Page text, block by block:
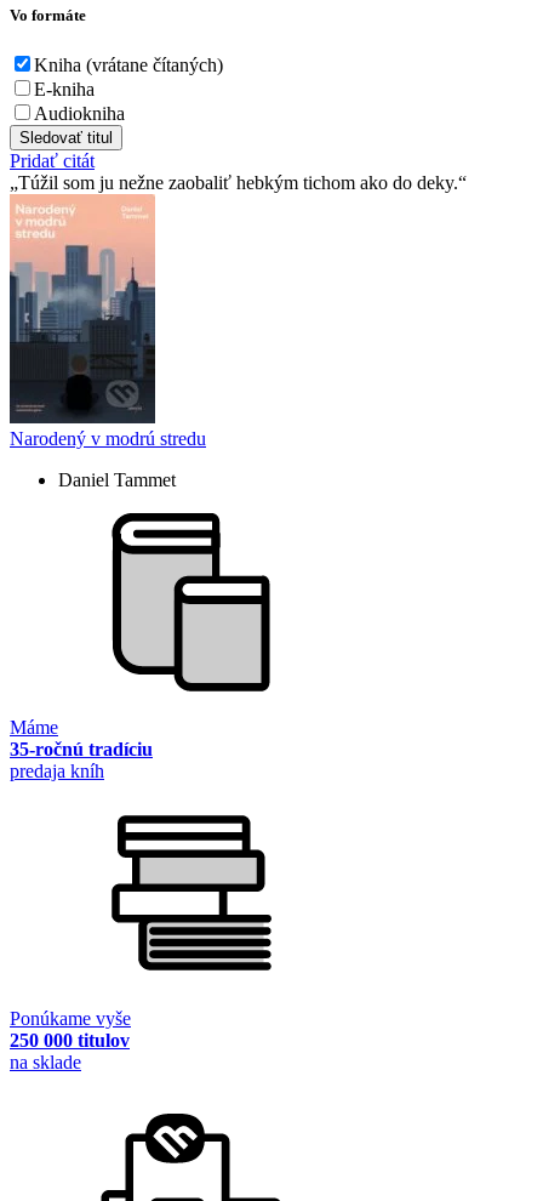
Vo formáte
Kniha (vrátane čítaných)
E-kniha
Audiokniha
Sledovať titul
Pridať citát
Túžil som ju nežne zaobaliť hebkým tichom ako do deky.
Narodený v modrú stredu
Daniel Tammet
Máme
35-ročnú tradíciu
predaja kníh
Ponúkame vyše
250 000 titulov
na sklade